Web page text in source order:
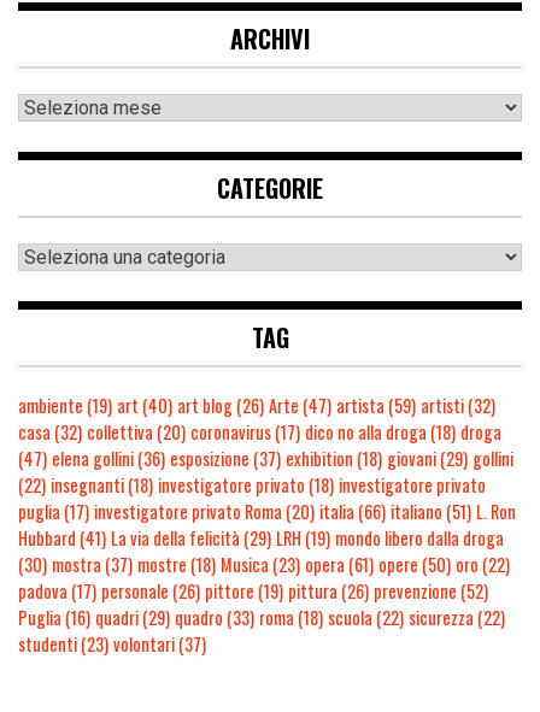
ARCHIVI
CATEGORIE
TAG
ambiente (19) art (40) art blog(26)Arte (47) artista (59) artisti(32)
casa (32) collettiva (20) coronavirus(17) dico no alla droga (18) droga
(47) elena gollini(36) esposizione (37) exhibition (18) giovani(29) gollini
(22) insegnanti(18) investigatore privato (18) investigatore privato
puglia (17) investigatore privato Roma (20) italia (66) italiano (51) L. Ron
Hubbard (41) La via della felicità (29) LRH (19) mondo libero dalla droga
(30) mostra (37) mostre (18) Musica (23) opera (61) opere (50) oro (22)
padova (17) personale (26) pittore (19) pittura (26) prevenzione (52)
Puglia (16) quadri(29) quadro (33) roma (18) scuola (22) sicurezza (22)
studenti(23)volontari(37)